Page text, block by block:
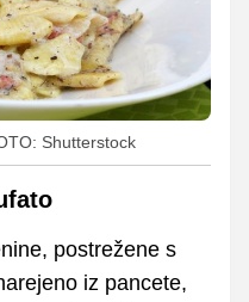
Shutterstock
postrežene s
iz pancete,